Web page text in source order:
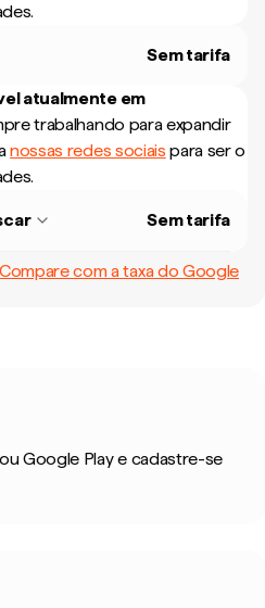
Sem tarifa
atualmente em
trabalhando para expandir
nossas redes sociais para ser o
Sem tarifa
Compare com a taxa do Google
Google Play e cadastre-se